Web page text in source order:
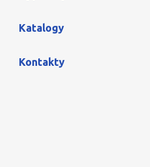
Katalogy
Kontakty